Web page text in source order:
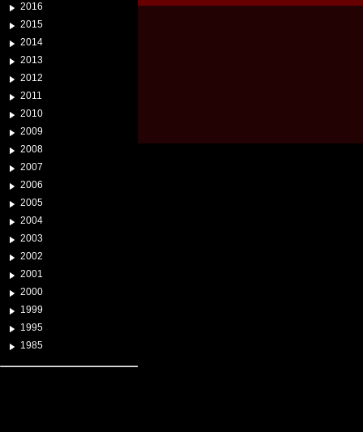
2016
2015
2014
2013
2012
2011
2010
2009
2008
2007
2006
2005
2004
2003
2002
2001
2000
1999
1995
1985